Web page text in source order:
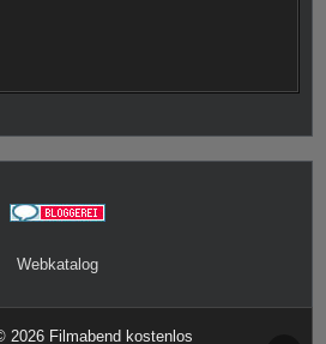
Webkatalog
2026 Filmabend kostenlos